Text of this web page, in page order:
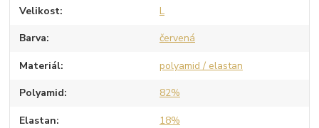
Velikost L
Barva červená
Materiál polyamid / elastan
Polyamid 82%
Elastan 18%